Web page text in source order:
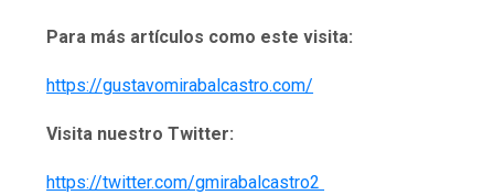
Para más artículos como este visita:
https://gustavomirabalcastro.com/
Visita nuestro Twitter:
https://twitter.com/gmirabalcastro2